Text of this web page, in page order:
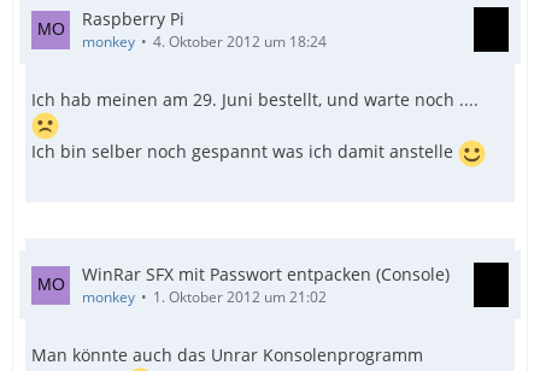
Raspberry Pi
monkey 4. Oktober 2012 um 18:24
Ich hab meinen am 29. Juni bestellt, und warte noch ....
Ich bin selber noch gespannt was ich damit anstelle
WinRar SFX mit Passwort entpacken (Console)
monkey 1. Oktober 2012 um 21:02
Man könnte auch das Unrar Konsolenprogramm